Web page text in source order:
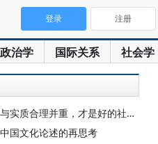
政治学 国际关系 社会学
登录 注册
实质合理并重，才是好的社会
国文化论述的再思考